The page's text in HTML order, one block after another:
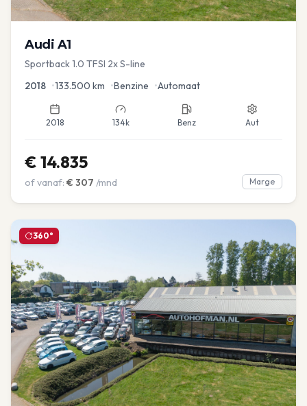
Audi A1
Sportback 1.0 TFSI 2x S-line
2018 •133.500 km •Benzine •Automaat
2018 134k Benz Aut
€ 14.835
of vanaf: € 307 /mnd Marge
360°